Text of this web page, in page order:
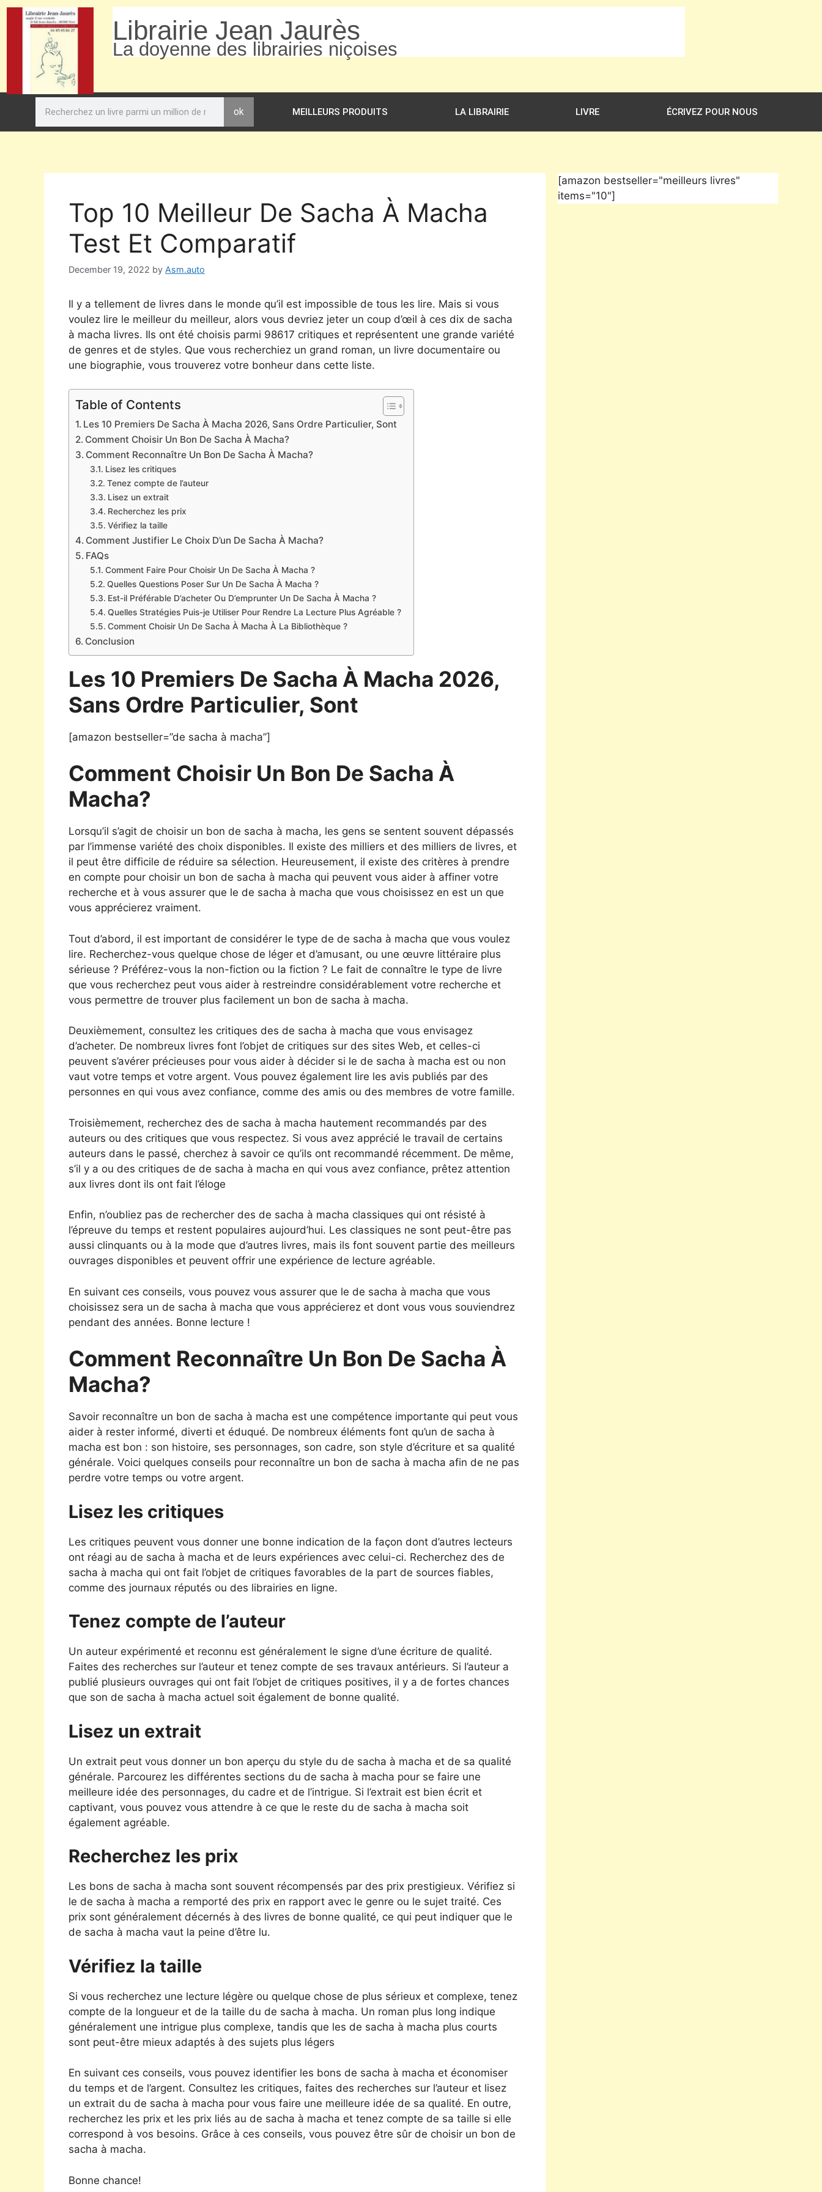
Librairie Jean Jaurès
La doyenne des librairies niçoises
ok MEILLEURS PRODUITS LA LIBRAIRIE LIVRE ÉCRIVEZ POUR NOUS
Top 10 Meilleur De Sacha À Macha
Test Et Comparatif
December 19, 2022 by Asm.auto
Il y a tellement de livres dans le monde qu’il est impossible de tous les lire. Mais si vous
voulez lire le meilleur du meilleur, alors vous devriez jeter un coup d’œil à ces dix de sacha
à macha livres. Ils ont été choisis parmi 98617 critiques et représentent une grande variété
de genres et de styles. Que vous recherchiez un grand roman, un livre documentaire ou
une biographie, vous trouverez votre bonheur dans cette liste.
Table of Contents
Les 10 Premiers De Sacha À Macha 2026, Sans Ordre Particulier, Sont
Comment Choisir Un Bon De Sacha À Macha?
Comment Reconnaître Un Bon De Sacha À Macha?
Lisez les critiques
Tenez compte de l’auteur
Lisez un extrait
Recherchez les prix
Vérifiez la taille
Comment Justifier Le Choix D’un De Sacha À Macha?
FAQs
Comment Faire Pour Choisir Un De Sacha À Macha ?
Quelles Questions Poser Sur Un De Sacha À Macha ?
Est-il Préférable D’acheter Ou D’emprunter Un De Sacha À Macha ?
Quelles Stratégies Puis-je Utiliser Pour Rendre La Lecture Plus Agréable ?
Comment Choisir Un De Sacha À Macha À La Bibliothèque ?
Conclusion
Les 10 Premiers De Sacha À Macha 2026,
Sans Ordre Particulier, Sont
[amazon bestseller=”de sacha à macha”]
Comment Choisir Un Bon De Sacha À
Macha?
Lorsqu’il s’agit de choisir un bon de sacha à macha, les gens se sentent souvent dépassés
par l’immense variété des choix disponibles. Il existe des milliers et des milliers de livres, et
il peut être difficile de réduire sa sélection. Heureusement, il existe des critères à prendre
en compte pour choisir un bon de sacha à macha qui peuvent vous aider à affiner votre
recherche et à vous assurer que le de sacha à macha que vous choisissez en est un que
vous apprécierez vraiment.
Tout d’abord, il est important de considérer le type de de sacha à macha que vous voulez
lire. Recherchez-vous quelque chose de léger et d’amusant, ou une œuvre littéraire plus
sérieuse ? Préférez-vous la non-fiction ou la fiction ? Le fait de connaître le type de livre
que vous recherchez peut vous aider à restreindre considérablement votre recherche et
vous permettre de trouver plus facilement un bon de sacha à macha.
Deuxièmement, consultez les critiques des de sacha à macha que vous envisagez
d’acheter. De nombreux livres font l’objet de critiques sur des sites Web, et celles-ci
peuvent s’avérer précieuses pour vous aider à décider si le de sacha à macha est ou non
vaut votre temps et votre argent. Vous pouvez également lire les avis publiés par des
personnes en qui vous avez confiance, comme des amis ou des membres de votre famille.
Troisièmement, recherchez des de sacha à macha hautement recommandés par des
auteurs ou des critiques que vous respectez. Si vous avez apprécié le travail de certains
auteurs dans le passé, cherchez à savoir ce qu’ils ont recommandé récemment. De même,
s’il y a ou des critiques de de sacha à macha en qui vous avez confiance, prêtez attention
aux livres dont ils ont fait l’éloge
Enfin, n’oubliez pas de rechercher des de sacha à macha classiques qui ont résisté à
l’épreuve du temps et restent populaires aujourd’hui. Les classiques ne sont peut-être pas
aussi clinquants ou à la mode que d’autres livres, mais ils font souvent partie des meilleurs
ouvrages disponibles et peuvent offrir une expérience de lecture agréable.
En suivant ces conseils, vous pouvez vous assurer que le de sacha à macha que vous
choisissez sera un de sacha à macha que vous apprécierez et dont vous vous souviendrez
pendant des années. Bonne lecture !
Comment Reconnaître Un Bon De Sacha À
Macha?
Savoir reconnaître un bon de sacha à macha est une compétence importante qui peut vous
aider à rester informé, diverti et éduqué. De nombreux éléments font qu’un de sacha à
macha est bon : son histoire, ses personnages, son cadre, son style d’écriture et sa qualité
générale. Voici quelques conseils pour reconnaître un bon de sacha à macha afin de ne pas
perdre votre temps ou votre argent.
Lisez les critiques
Les critiques peuvent vous donner une bonne indication de la façon dont d’autres lecteurs
ont réagi au de sacha à macha et de leurs expériences avec celui-ci. Recherchez des de
sacha à macha qui ont fait l’objet de critiques favorables de la part de sources fiables,
comme des journaux réputés ou des librairies en ligne.
Tenez compte de l’auteur
Un auteur expérimenté et reconnu est généralement le signe d’une écriture de qualité.
Faites des recherches sur l’auteur et tenez compte de ses travaux antérieurs. Si l’auteur a
publié plusieurs ouvrages qui ont fait l’objet de critiques positives, il y a de fortes chances
que son de sacha à macha actuel soit également de bonne qualité.
Lisez un extrait
Un extrait peut vous donner un bon aperçu du style du de sacha à macha et de sa qualité
générale. Parcourez les différentes sections du de sacha à macha pour se faire une
meilleure idée des personnages, du cadre et de l’intrigue. Si l’extrait est bien écrit et
captivant, vous pouvez vous attendre à ce que le reste du de sacha à macha soit
également agréable.
Recherchez les prix
Les bons de sacha à macha sont souvent récompensés par des prix prestigieux. Vérifiez si
le de sacha à macha a remporté des prix en rapport avec le genre ou le sujet traité. Ces
prix sont généralement décernés à des livres de bonne qualité, ce qui peut indiquer que le
de sacha à macha vaut la peine d’être lu.
Vérifiez la taille
Si vous recherchez une lecture légère ou quelque chose de plus sérieux et complexe, tenez
compte de la longueur et de la taille du de sacha à macha. Un roman plus long indique
généralement une intrigue plus complexe, tandis que les de sacha à macha plus courts
sont peut-être mieux adaptés à des sujets plus légers
En suivant ces conseils, vous pouvez identifier les bons de sacha à macha et économiser
du temps et de l’argent. Consultez les critiques, faites des recherches sur l’auteur et lisez
un extrait du de sacha à macha pour vous faire une meilleure idée de sa qualité. En outre,
recherchez les prix et les prix liés au de sacha à macha et tenez compte de sa taille si elle
correspond à vos besoins. Grâce à ces conseils, vous pouvez être sûr de choisir un bon de
sacha à macha.
Bonne chance!
[amazon bestseller="meilleurs livres"
items="10"]